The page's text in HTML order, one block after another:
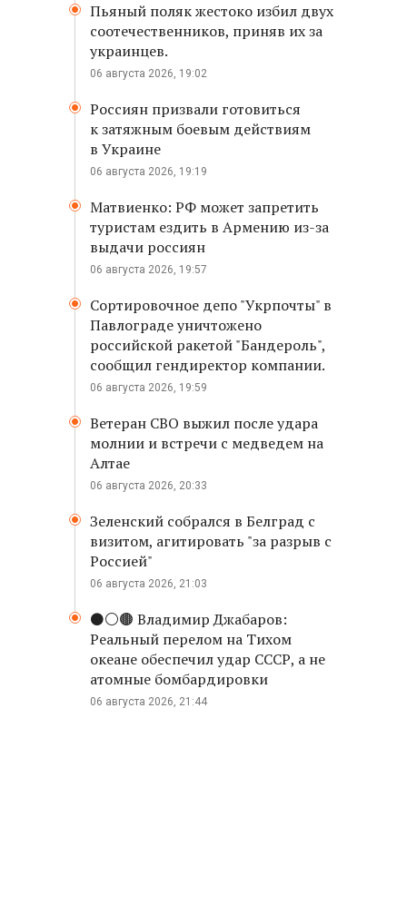
Пьяный поляк жестоко избил двух
соотечественников, приняв их за
украинцев.
06 августа 2026, 19:02
Россиян призвали готовиться
к затяжным боевым действиям
в Украине
06 августа 2026, 19:19
Матвиенко: РФ может запретить
туристам ездить в Армению из-за
выдачи россиян
06 августа 2026, 19:57
Сортировочное депо "Укрпочты" в
Павлограде уничтожено
российской ракетой "Бандероль",
сообщил гендиректор компании.
06 августа 2026, 19:59
Ветеран СВО выжил после удара
молнии и встречи с медведем на
Алтае
06 августа 2026, 20:33
Зеленский собрался в Белград с
визитом, агитировать "за разрыв с
Россией"
06 августа 2026, 21:03
⚫️⚪️🟤 Владимир Джабаров:
Реальный перелом на Тихом
океане обеспечил удар СССР, а не
атомные бомбардировки
06 августа 2026, 21:44